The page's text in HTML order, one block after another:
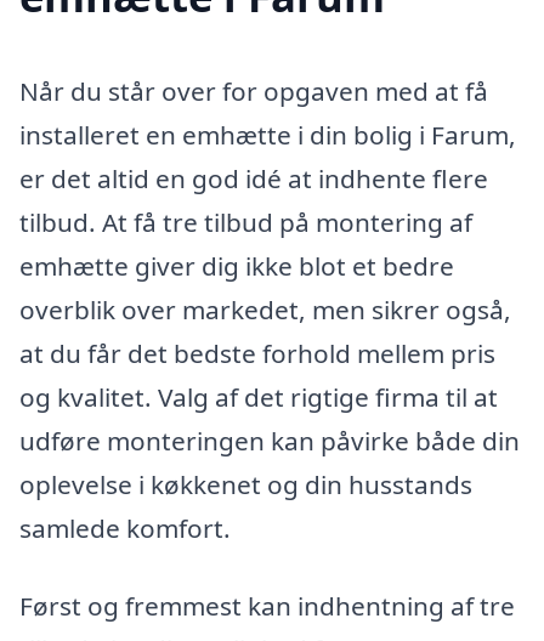
Når du står over for opgaven med at få
installeret en emhætte i din bolig i Farum,
er det altid en god idé at indhente flere
tilbud. At få tre tilbud på montering af
emhætte giver dig ikke blot et bedre
overblik over markedet, men sikrer også,
at du får det bedste forhold mellem pris
og kvalitet. Valg af det rigtige firma til at
udføre monteringen kan påvirke både din
oplevelse i køkkenet og din husstands
samlede komfort.
Først og fremmest kan indhentning af tre